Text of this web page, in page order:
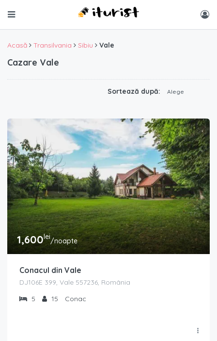
Acasă Transilvania Sibiu Vale
Cazare Vale
Sortează după: Alege
1,600lei/noapte
Conacul din Vale
DJ106E 399, Vale 557236, România
5
15 Conac